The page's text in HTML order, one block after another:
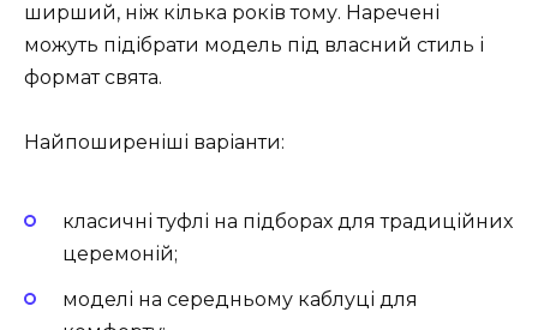
ширший, ніж кілька років тому. Наречені
можуть підібрати модель під власний стиль і
формат свята.
Найпоширеніші варіанти:
класичні туфлі на підборах для традиційних
церемоній;
моделі на середньому каблуці для